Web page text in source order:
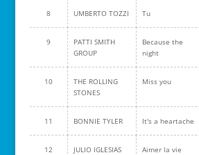
8 UMBERTO TOZZI Tu
9
PATTI SMITH
GROUP
Because the
night
10
THE ROLLING
STONES
Miss you
11 BONNIE TYLER It's a heartache
12 JULIO IGLESIAS Aimer la vie